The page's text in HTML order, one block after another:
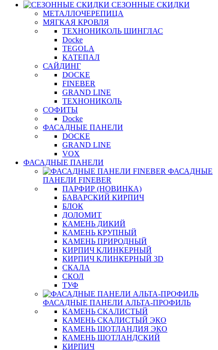
СЕЗОННЫЕ СКИДКИ
МЕТАЛЛОЧЕРЕПИЦА
МЯГКАЯ КРОВЛЯ
ТЕХНОНИКОЛЬ ШИНГЛАС
Docke
TEGOLA
КАТЕПАЛ
САЙДИНГ
DOCKE
FINEBER
GRAND LINE
ТЕХНОНИКОЛЬ
СОФИТЫ
Docke
ФАСАДНЫЕ ПАНЕЛИ
DOCKE
GRAND LINE
VOX
ФАСАДНЫЕ ПАНЕЛИ
ФАСАДНЫЕ
ПАНЕЛИ FINEBER
ПАРФИР (НОВИНКА)
БАВАРСКИЙ КИРПИЧ
БЛОК
ДОЛОМИТ
КАМЕНЬ ДИКИЙ
КАМЕНЬ КРУПНЫЙ
КАМЕНЬ ПРИРОДНЫЙ
КИРПИЧ КЛИНКЕРНЫЙ
КИРПИЧ КЛИНКЕРНЫЙ 3D
СКАЛА
СКОЛ
ТУФ
ФАСАДНЫЕ ПАНЕЛИ АЛЬТА-ПРОФИЛЬ
КАМЕНЬ СКАЛИСТЫЙ
КАМЕНЬ СКАЛИСТЫЙ ЭКО
КАМЕНЬ ШОТЛАНДИЯ ЭКО
КАМЕНЬ ШОТЛАНДСКИЙ
КИРПИЧ